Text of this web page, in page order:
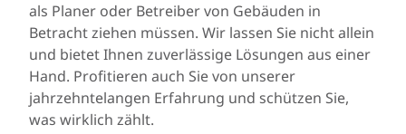
als Planer oder Betreiber von Gebäuden in
Betracht ziehen müssen. Wir lassen Sie nicht allein
und bietet Ihnen zuverlässige Lösungen aus einer
Hand. Profitieren auch Sie von unserer
jahrzehntelangen Erfahrung und schützen Sie,
was wirklich zählt.